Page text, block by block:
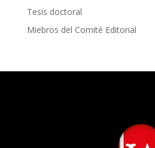
Tesis doctoral
Miebros del Comité Editorial